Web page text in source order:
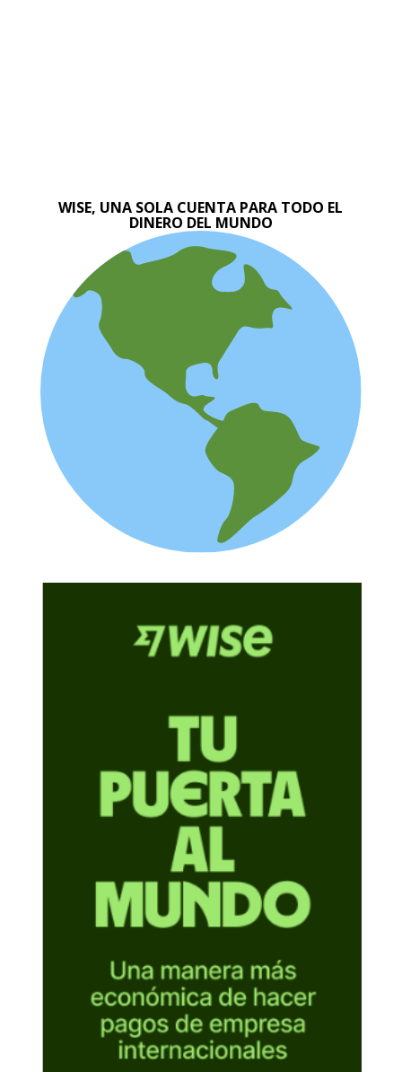
WISE, UNA SOLA CUENTA PARA TODO EL
DINERO DEL MUNDO